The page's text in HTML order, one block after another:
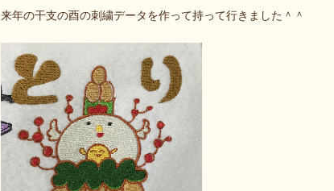
来年の干支の酉の刺繍データを作って持って行きました＾＾